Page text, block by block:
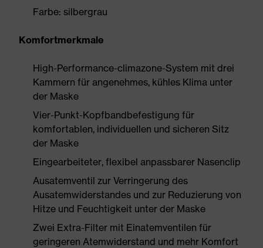
Farbe: silbergrau
Komfortmerkmale
High-Performance-climazone-System mit drei
Kammern für angenehmes, kühles Klima unter
der Maske
Vier-Punkt-Kopfbandbefestigung für
komfortablen, individuellen und sicheren Sitz
der Maske
Eingearbeiteter, flexibel anpassbarer Nasenclip
Ausatemventil zur Verringerung des
Ausatemwiderstandes und zur Reduzierung von
Hitze und Feuchtigkeit unter der Maske
Zwei Extra-Filter mit Einatemventilen für
geringeren Atemwiderstand und mehr Komfort